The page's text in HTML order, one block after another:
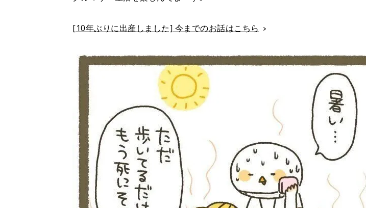
[10年ぶりに出産しました] 今までのお話はこちら